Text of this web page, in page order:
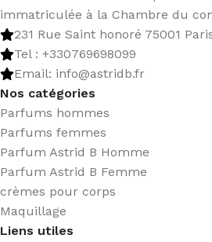
immatriculée à la Chambre du
231 Rue Saint honoré 75001
Tel : +330769698099
Email: info@astridb.fr
Nos catégories
Parfums hommes
Parfums femmes
Parfum Astrid B Homme
Parfum Astrid B Femme
crèmes pour corps
Maquillage
Liens utiles